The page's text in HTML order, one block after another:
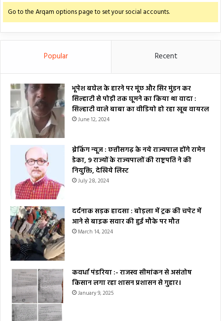
Go to the Arqam options page to set your social accounts.
Popular Recent
भूपेश बघेल के हारने पर मूंछ और सिर मुंडन कर
सिल्हाटी से पोड़ी तक घूमने का किया था वादा :
सिल्हाटी वाले बाबा का वीडियो हो रहा खूब वायरल
June 12, 2024
ब्रेकिंग न्यूज : छत्तीसगढ़ के नये राज्यपाल होंगे रामेन
डेका, 9 राज्यों के राज्यपालों की राष्ट्रपति ने की
नियुक्ति, देखिये लिस्ट
July 28, 2024
दर्दनाक सड़क हादसा : बोड़ला में ट्रक की चपेट में
आने से बाइक सवार की हुई मौके पर मौत
March 14, 2024
कवर्धा पंडरिया :- राजस्व सीमांकन से असंतोष
किसान लगा रहा शासन प्रशासन से गुहार।
January 9, 2025